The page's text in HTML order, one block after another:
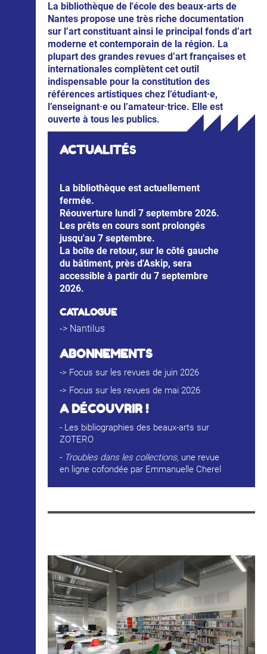
La bibliothèque de l'école des beaux-arts de
Nantes propose une très riche documentation
sur l’art constituant ainsi le principal fonds d’art
moderne et contemporain de la région. La
plupart des grandes revues d’art françaises et
internationales complètent cet outil
indispensable pour la constitution des
références artistiques chez l’étudiant·e,
l’enseignant·e ou l’amateur·trice. Elle est
ouverte à tous les publics.
ACTUALITÉS
La bibliothèque est actuellement
fermée.
Réouverture lundi 7 septembre 2026.
Les prêts en cours sont prolongés
jusqu'au 7 septembre.
La boîte de retour, sur le côté gauche
du bâtiment, près d'Askip, sera
accessible à partir du 7 septembre
2026.
CATALOGUE
-> Nantilus
ABONNEMENTS
-> Focus sur les revues de juin 2026
-> Focus sur les revues de mai 2026
A DÉCOUVRIR !
- Les bibliographies des beaux-arts sur
ZOTERO
- Troubles dans les collections, une revue
en ligne cofondée par Emmanuelle Cherel